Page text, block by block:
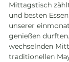
Mittagstisch
und besten
unserer
genießen
wechselnden
traditionellen